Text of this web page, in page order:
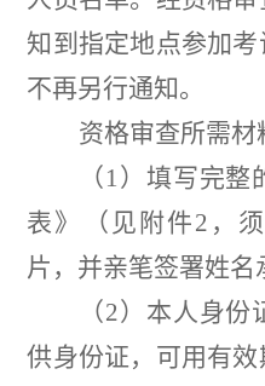
知到指定地点参加
不再另行通知。
资格审查所需材
（ 1 ） 填写完整
表》（见附件2 ，
片，并亲笔签署姓名
（2）本人身份
供身份证，可用有